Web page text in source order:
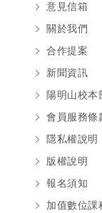
意見信箱
關於我們
合作提案
新聞資訊
陽明山校本
會員服務條
隱私權說明
版權說明
報名須知
加值數位課